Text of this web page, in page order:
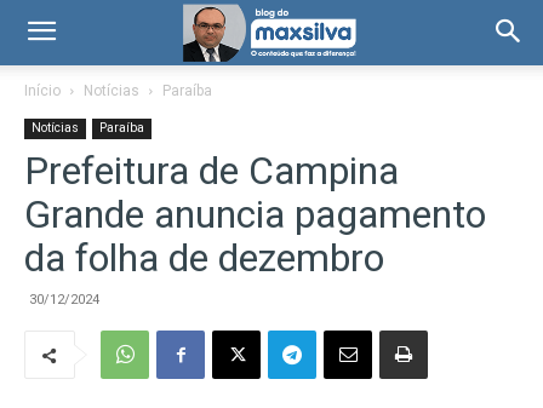
Início Notícias Paraíba
Notícias Paraíba
Prefeitura de Campina
Grande anuncia pagamento
da folha de dezembro
30/12/2024